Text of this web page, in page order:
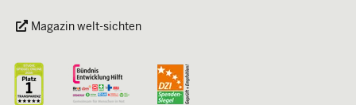
Magazin welt-sichten